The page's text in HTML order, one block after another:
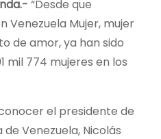
“Desde que
Venezuela Mujer, mujer
de amor, ya han sido
mil 774 mujeres en los
el presidente de
Venezuela, Nicolás